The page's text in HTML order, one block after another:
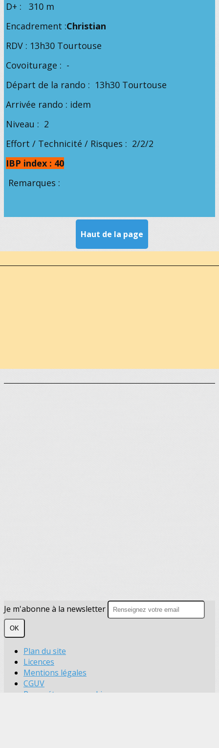
D+ : 310 m
Encadrement :Christian
RDV : 13h30 Tourtouse
Covoiturage : -
Départ de la rando : 13h30 Tourtouse
Arrivée rando : idem
Niveau : 2
Effort / Technicité / Risques : 2/2/2
IBP index : 40
Remarques :
Haut de la page
Je m'abonne à la newsletter
OK
Plan du site
Licences
Mentions légales
CGUV
Paramétrer vos cookies